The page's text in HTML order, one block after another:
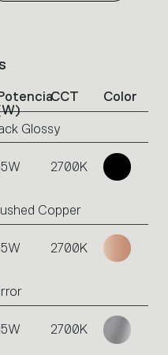
CCT Color
Glossy
2700K
Copper
2700K
2700K